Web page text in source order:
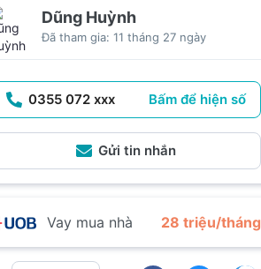
Dũng Huỳnh
Đã tham gia: 11 tháng 27 ngày
0355 072 xxx Bấm để hiện số
Gửi tin nhắn
Vay mua nhà 28 triệu/tháng